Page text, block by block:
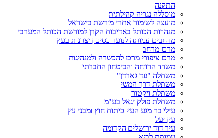
התקנה
מוסללה נגריה קהילתית
מועצה לשימור אתרי מורשת בישראל
מנהרות הכותל באדיבות הקרן למורשת הכותל המערבי
מרחבים עמותה לנוער בסיכון יצרנות בעץ
מרכז מרחב
מרכז ציפורי מרכז להכשרה ולמנהיגות
משרד הרווחה והביטחון החברתי
משתלה "עד גארדן"
משתלת דרך המשי
משתלת ויקטור
משתלת פולק יגאל בע"מ
עילי בר מגע העץ כיתות חוץ ומבני עץ
עין יעל
עיר דוד ירושלים הקדומה